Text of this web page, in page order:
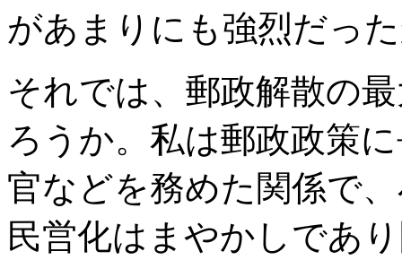
があまりにも強烈だっ
それでは、郵政解散の
ろうか。私は郵政政策
官などを務めた関係で
民営化はまやかしであ